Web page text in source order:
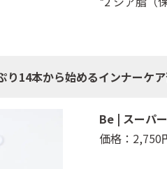
り14本から始めるインナーケ
Be | スーパ
価格：2,750